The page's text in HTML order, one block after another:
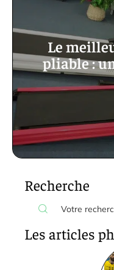
Le
pliable :
Recherche
Les articles